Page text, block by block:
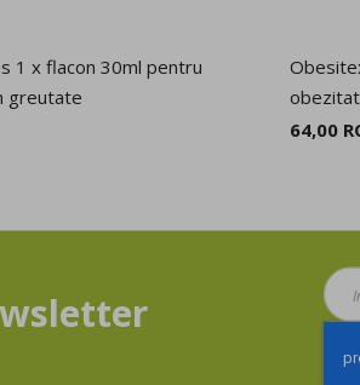
1 x flacon 30ml pentru
greutate
64,00
te